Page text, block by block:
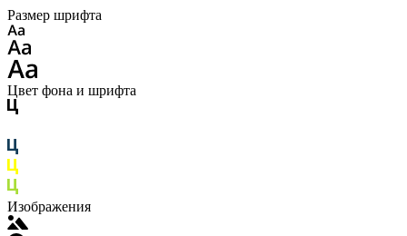
Размер шрифта
Цвет фона и шрифта
Изображения